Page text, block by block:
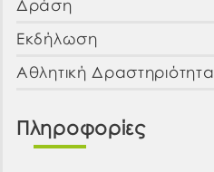
Δράση
Εκδήλωση
Αθλητική Δραστηριότητα
Πληροφορίες